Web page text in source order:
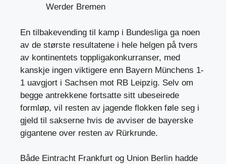
Werder Bremen
En tilbakevending til kamp i Bundesliga ga noen
av de største resultatene i hele helgen på tvers
av kontinentets toppligakonkurranser, med
kanskje ingen viktigere enn Bayern Münchens 1-
1 uavgjort i Sachsen mot RB Leipzig. Selv om
begge antrekkene fortsatte sitt ubeseirede
formløp, vil resten av jagende flokken føle seg i
gjeld til sakserne hvis de avviser de bayerske
gigantene over resten av Rürkrunde.
Både Eintracht Frankfurt og Union Berlin hadde